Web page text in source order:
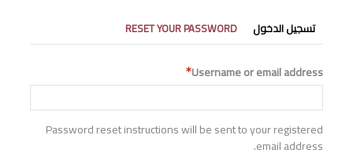
التبويبات
الأساسية
تسجيل الدخول RESET YOUR PASSWORD
Username or email address
Password reset instructions will be sent to your registered
email address.